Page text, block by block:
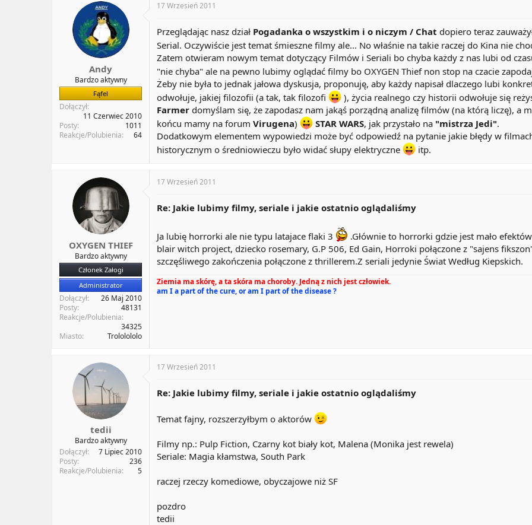
c
z
ę
t
y
Andy
Bardzo aktywny
Fąfel
Dołączył
11 Czerwiec 2010
Posty
1011
Reakcje/Polubienia
64
17 Wrzesień 2011
Przeglądając nasz dział Pogadanka o wszystkim i o niczym / Chat dopiero teraz
Serial. Oczywiście jest temat śmieszne filmy ale... No właśnie na takie raczej do Kina nie
Zatem otwieram nowym temat dotyczący Filmów i Seriali bo chyba każdy z nas lubi od
"nie chyba" ale na pewno lubimy oglądać filmy bo OXYGEN Thief non stop na czacie
Żeby nie była to jednak jałowa dyskusja, proponuję, aby każdy napisał dlaczego lubi
odwołuje, jakiej filozofii (a tak, tak filozofi
), życia realnego czy historii odwołuje się
Farmer domyślam się, że zapodasz nam jakąś porządną analizę filmów (na którą liczę), a
końcu mamy na forum Virugena) STAR WARS, jak przystało na "mistrza Jedi".
Dodatkowym elementem wypowiedzi może być odpowiedź na pytanie jakie błędy w
historycznym o średniowieczu było widać słupy elektryczne
itp.
OXYGEN THIEF
Bardzo aktywny
Członek Załogi
Administrator
Dołączył
26 Maj 2010
Posty
48131
Reakcje/Polubienia
34325
Miasto
Trololololo
17 Wrzesień 2011
Re: Jakie lubimy filmy, seriale i jakie ostatnio oglądaliśmy
Ja lubię horrorki ale nie typu latajace flaki 3 .Głównie to horrorki gdzie jest mało
blair witch project, dziecko rosemary, G.P 506, Ed Gain, Horroki połączone z "sajens
szczęśliwego zakończenia połączone z thrillerem.Z seriali jedynie Świat Według Kiepskich.
Ziemia ma skórę, a ta skóra ma choroby. Jedną z nich jest człowiek.
am I a part of the cure, or am I part of the disease ?
tedii
Bardzo aktywny
Dołączył
7 Lipiec 2010
Posty
236
Reakcje/Polubienia
5
17 Wrzesień 2011
Re: Jakie lubimy filmy, seriale i jakie ostatnio oglądaliśmy
Temat fajny, rozszerzyłbym o aktorów
Filmy np.: Pulp Fiction, Czarny kot biały kot, Malena (Monika jest rewela)
Seriale: Magia kłamstwa, South Park
raczej rzeczy komediowe, obyczajowe niż SF
pozdro
tedii